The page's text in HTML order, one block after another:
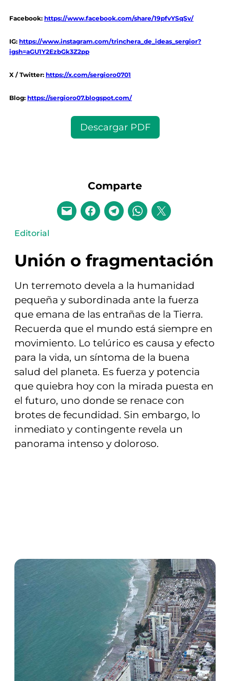
Facebook: https://www.facebook.com/share/19pfvYSqSv/
IG: https://www.instagram.com/trinchera_de_ideas_sergior?
igsh=aGU1Y2EzbGk3Z2pp
X / Twitter: https://x.com/sergioro0701
Blog: https://sergioro07.blogspot.com/
Descargar PDF
Comparte
Editorial
Unión o fragmentación
Un terremoto devela a la humanidad
pequeña y subordinada ante la fuerza
que emana de las entrañas de la Tierra.
Recuerda que el mundo está siempre en
movimiento. Lo telúrico es causa y efecto
para la vida, un síntoma de la buena
salud del planeta. Es fuerza y potencia
que quiebra hoy con la mirada puesta en
el futuro, uno donde se renace con
brotes de fecundidad. Sin embargo, lo
inmediato y contingente revela un
panorama intenso y doloroso.